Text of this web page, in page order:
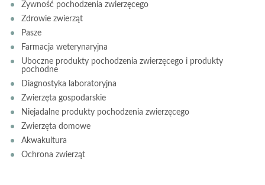
Żywność pochodzenia zwierzęcego
Zdrowie zwierząt
Pasze
Farmacja weterynaryjna
Uboczne produkty pochodzenia zwierzęcego i produkty
pochodne
Diagnostyka laboratoryjna
Zwierzęta gospodarskie
Niejadalne produkty pochodzenia zwierzęcego
Zwierzęta domowe
Akwakultura
Ochrona zwierząt